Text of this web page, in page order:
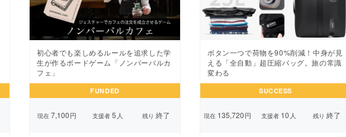
初心者でも楽しめるルールを追求した学
生が作るボードゲーム「ノンバーバルカ
フェ」
FUNDED
現在7,100円 支援者 5 人 残り 終了
ボタン一つで荷物を90%削減！中身が見
える「全自動」超圧縮バッグ。旅の常識
変わる
SUCCESS
現在135,720円 支援者10 人 残り 終了